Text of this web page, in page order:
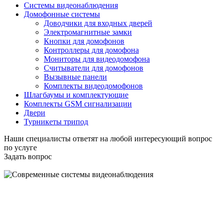
Системы видеонаблюдения
Домофонные системы
Доводчики для входных дверей
Электромагнитные замки
Кнопки для домофонов
Контроллеры для домофона
Мониторы для видеодомофона
Считыватели для домофонов
Вызывные панели
Комплекты видеодомофонов
Шлагбаумы и комплектующие
Комплекты GSM сигнализации
Двери
Турникеты трипод
Наши специалисты ответят на любой интересующий вопрос
по услуге
Задать вопрос